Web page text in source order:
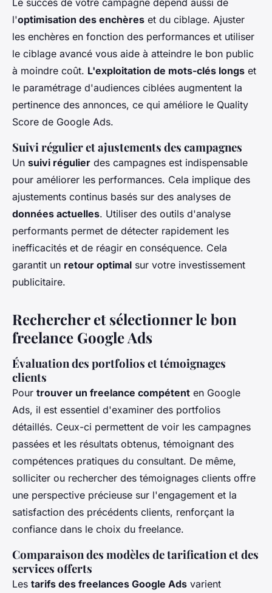
Le succès de votre campagne dépend aussi de
l'optimisation des enchères et du ciblage. Ajuster
les enchères en fonction des performances et utiliser
le ciblage avancé vous aide à atteindre le bon public
à moindre coût. L'exploitation de mots-clés longs et
le paramétrage d'audiences ciblées augmentent la
pertinence des annonces, ce qui améliore le Quality
Score de Google Ads.
Suivi régulier et ajustements des campagnes
Un suivi régulier des campagnes est indispensable
pour améliorer les performances. Cela implique des
ajustements continus basés sur des analyses de
données actuelles. Utiliser des outils d'analyse
performants permet de détecter rapidement les
inefficacités et de réagir en conséquence. Cela
garantit un retour optimal sur votre investissement
publicitaire.
Rechercher et sélectionner le bon
freelance Google Ads
Évaluation des portfolios et témoignages
clients
Pour trouver un freelance compétent en Google
Ads, il est essentiel d'examiner des portfolios
détaillés. Ceux-ci permettent de voir les campagnes
passées et les résultats obtenus, témoignant des
compétences pratiques du consultant. De même,
solliciter ou rechercher des témoignages clients offre
une perspective précieuse sur l'engagement et la
satisfaction des précédents clients, renforçant la
confiance dans le choix du freelance.
Comparaison des modèles de tarification et des
services offerts
Les tarifs des freelances Google Ads varient